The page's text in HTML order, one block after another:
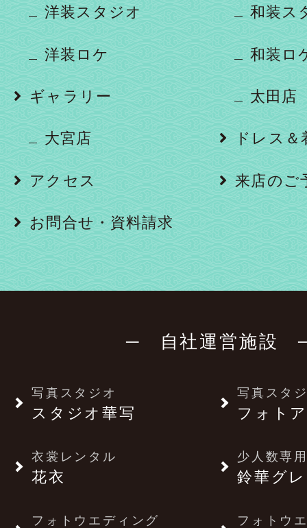
洋装スタジオ
洋装ロケ
和装ス
和装ロ
ギャラリー 太田店
大宮店 ドレス＆
アクセス 来店のご
お問合せ・資料請求
─ 自社運営施設
写真スタジオ
スタジオ華写
写真スタ
フォト
衣裳レンタル
花衣
少人数専
鈴華グ
フォトウエディング フォトウ